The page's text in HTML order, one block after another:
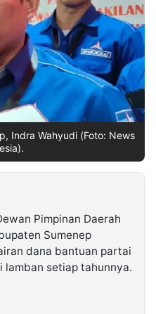
Indra Wahyudi (Foto: News
Pimpinan Daerah
Sumenep
dana bantuan partai
setiap tahunnya.